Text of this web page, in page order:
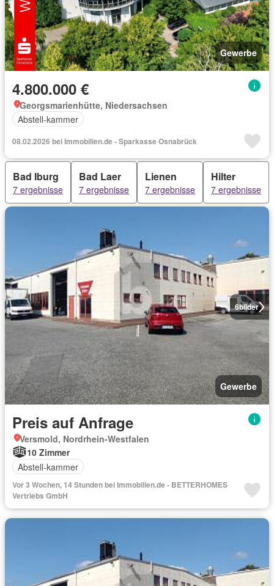
Gewerbe
4.800.000 €
Georgsmarienhütte, Niedersachsen
Abstell-kammer
08.02.2026 bei Immobilien.de - Sparkasse Osnabrück
Bad Iburg
7 ergebnisse
Bad Laer
7 ergebnisse
Lienen
7 ergebnisse
Hilter
7 ergebnisse
6bilder
Gewerbe
Preis auf Anfrage
Versmold, Nordrhein-Westfalen
10 Zimmer
Abstell-kammer
Vor 3 Wochen, 14 Stunden bei Immobilien.de - BETTERHOMES
Vertriebs GmbH